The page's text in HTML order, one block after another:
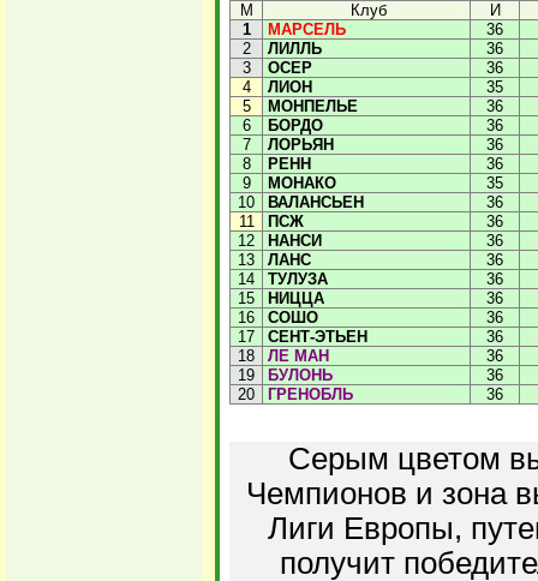
М Клуб
И
1
МАРСЕЛЬ
36
2
ЛИЛЛЬ
36
3
ОСЕР
36
4
ЛИОН
35
5
МОНПЕЛЬЕ
36
6
БОРДО
36
7
ЛОРЬЯН
36
8
РЕНН
36
9
МОНАКО
35
10
ВАЛАНСЬЕН
36
11
ПСЖ
36
12
НАНСИ
36
13
ЛАНС
36
14
ТУЛУЗА
36
15
НИЦЦА
36
16
СОШО
36
17
СЕНТ-ЭТЬЕН
36
18
ЛЕ МАН
36
19
БУЛОНЬ
36
20
ГРЕНОБЛЬ 36
Серым цветом
Чемпионов и зона
Лиги Европы,
получит